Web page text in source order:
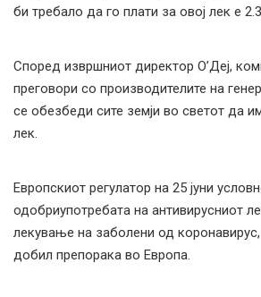
би требало да го плати за овој лек е
Според извршниот директор О’Деј,
преговори со производителите на
се обезбеди сите земји во светот да
лек.
Европскиот регулатор на 25 јуни
одобриупотребата на антивирусниот
лекување на заболени од
добил препорака во Европа.